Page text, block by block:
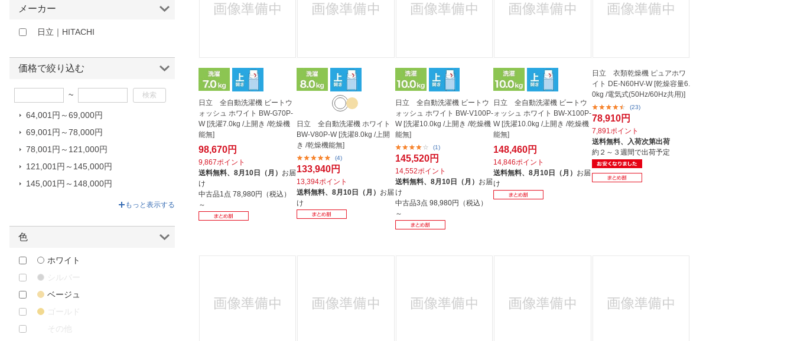
ご利用規約
日立 全自動洗濯機 ビートウ
ォッシュ ホワイト BW-G70P-
W [洗濯7.0kg /上開き /乾燥機
能無]
98,670円
9,867ポイント
送料無料、 8月10日（月） お届
け
中古品1点 78,980円（税込）
～
日立 全自動洗濯機 ホワイト
BW-V80P-W [洗濯8.0kg /上開
き /乾燥機能無]
(4)
133,940円
13,394ポイント
送料無料、8月10日（月） お届
け
日立 全自動洗濯機 ビートウ
ォッシュ ホワイト BW-V100P-
W [洗濯10.0kg /上開き /乾燥機
能無]
(1)
145,520円
14,552ポイント
送料無料、 8月10日（月） お届
け
中古品3点 98,980円（税込）
～
日立 全自動洗濯機 ビートウ
ォッシュ ホワイト BW-X100P-
W [洗濯10.0kg /上開き /乾燥機
能無]
148,460円
14,846ポイント
送料無料、8月10日（月） お届
け
日立 衣類乾燥機 ピュアホワ
イト DE-N60HV-W [乾燥容量6.
0kg /電気式(50Hz/60Hz共用)]
(23)
78,910円
7,891ポイント
送料無料、
入荷次第出荷
約２～３週間で出荷予定
メーカー
日立｜HITACHI
価格で絞り込む
~
64,001円～69,000円
69,001円～78,000円
78,001円～121,000円
121,001円～145,000円
145,001円～148,000円
もっと表示する
色
ホワイト
シルバー
ベージュ
ゴールド
その他